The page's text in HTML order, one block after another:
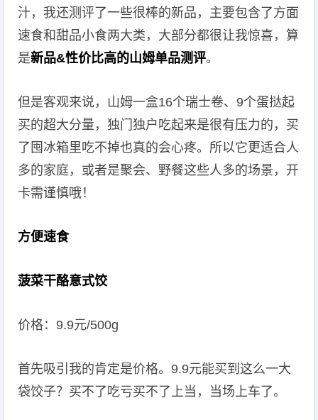
汁，我还测评了一些很棒的新品，主要包含了方面
速食和甜品小食两大类，大部分都很让我惊喜，算
是新品&性价比高的山姆单品测评。
但是客观来说，山姆一盒16个瑞士卷、9个蛋挞起
买的超大分量，独门独户吃起来是很有压力的，买
了囤冰箱里吃不掉也真的会心疼。所以它更适合人
多的家庭，或者是聚会、野餐这些人多的场景，开
卡需谨慎哦！
方便速食
菠菜干酪意式饺
价格：9.9元/500g
首先吸引我的肯定是价格。9.9元能买到这么一大
袋饺子？买不了吃亏买不了上当，当场上车了。